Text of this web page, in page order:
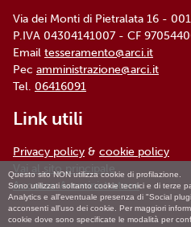
Questo sito NON utilizza cookie di profilazione.
Sono utilizzati soltanto cookie tecnici e di terze
Analytics e all'eventuale presenza di "Social
acconsenti all'uso dei cookie. Per maggiori
cookie dove sono specificate le modalità per
Via dei Monti di Pietralata 16 -
P.IVA 04304141007 - CF
Email tesseramento@arci.it
Pec amministrazione@arci.it
Tel. 06416091
Link utili
Privacy policy & cookie policy
Vai al sito principale
Accesso Amministratore